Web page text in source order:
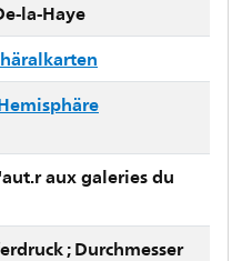
la-Haye
aux galeries du
; Durchmesser